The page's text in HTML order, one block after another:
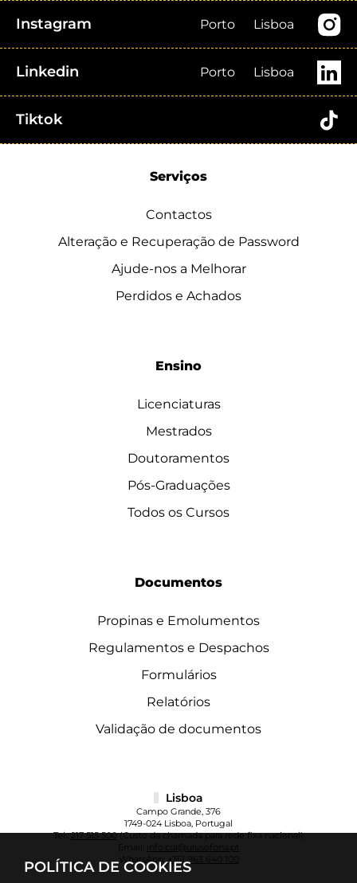
POLÍTICA DE COOKIES
Instagram Porto Lisboa
Linkedin Porto Lisboa
Tiktok
Serviços
Contactos
Alteração e Recuperação de Password
Ajude-nos a Melhorar
Perdidos e Achados
Ensino
Licenciaturas
Mestrados
Doutoramentos
Pós-Graduações
Todos os Cursos
Documentos
Propinas e Emolumentos
Regulamentos e Despachos
Formulários
Relatórios
Validação de documentos
Lisboa
Campo Grande, 376
1749-024 Lisboa, Portugal
Tel.:217 515 500(Custo da chamada para rede fixa nacional)
info.cul@ulusofona.pt
WhatsApp:+351 963 640 100